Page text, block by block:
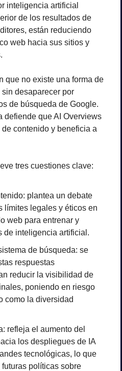
inteligencia artificial
de los resultados de
están reduciendo
web hacia sus sitios y
que no existe una forma de
desaparecer por
de búsqueda de Google.
defiende que AI Overviews
contenido y beneficia a
tres cuestiones clave:
plantea un debate
límites legales y éticos en
web para entrenar y
de inteligencia artificial.
de búsqueda: se
respuestas
reducir la visibilidad de
poniendo en riesgo
como la diversidad
refleja el aumento del
los despliegues de IA
tecnológicas, lo que
políticas sobre